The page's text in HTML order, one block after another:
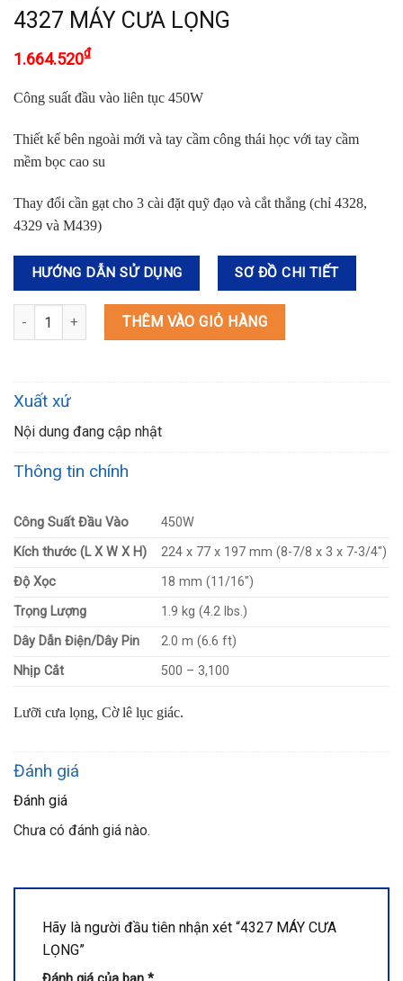
4327 MÁY CƯA LỌNG
1.664.520₫
Công suất đầu vào liên tục 450W
Thiết kế bên ngoài mới và tay cầm công thái học với tay cầm
mềm bọc cao su
Thay đổi cần gạt cho 3 cài đặt quỹ đạo và cắt thẳng (chỉ 4328,
4329 và M439)
HƯỚNG DẪN SỬ DỤNG SƠ ĐỒ CHI TIẾT
4327 MÁY CƯA LỌNG số lượngTHÊM VÀO GIỎ HÀNG
Xuất xứ
Nội dung đang cập nhật
Thông tin chính
Công Suất Đầu Vào
450W
Kích thước (L X W X H)
224 x 77 x 197 mm (8-7/8 x 3 x 7-3/4″)
Độ Xọc
18 mm (11/16″)
Trọng Lượng
1.9 kg (4.2 lbs.)
Dây Dẫn Điện/Dây Pin
2.0 m (6.6 ft)
Nhịp Cắt
500 – 3,100
Lưỡi cưa lọng, Cờ lê lục giác.
Đánh giá
Đánh giá
Chưa có đánh giá nào.
Hãy là người đầu tiên nhận xét “4327 MÁY CƯA
LỌNG”